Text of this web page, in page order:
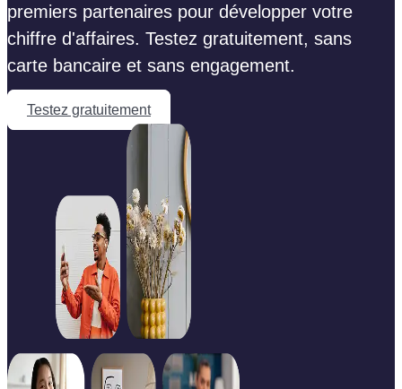
premiers partenaires pour développer votre
chiffre d'affaires. Testez gratuitement, sans
carte bancaire et sans engagement.
Testez gratuitement